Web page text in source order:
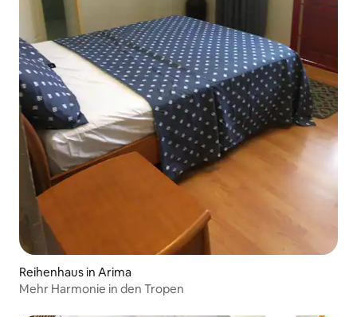
Reihenhaus in Arima
Mehr Harmonie in den Tropen